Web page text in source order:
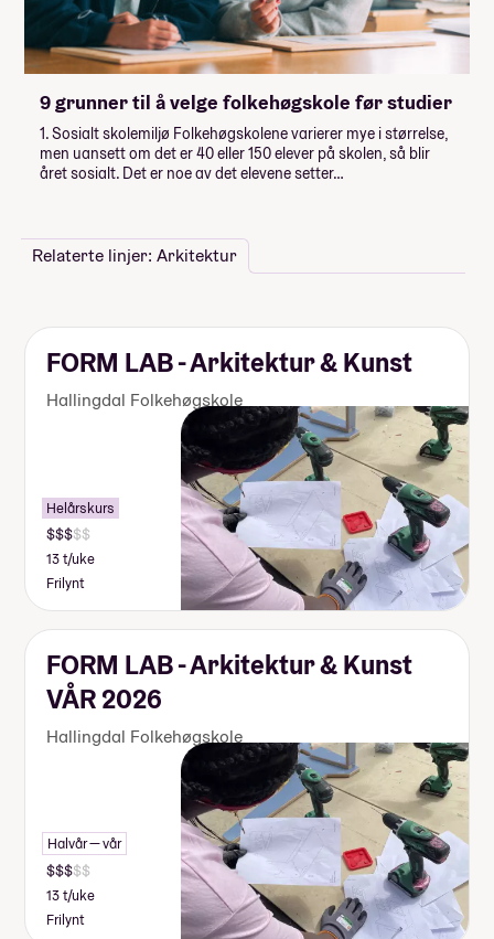
9 grunner til å velge folkehøgskole før studier
1. Sosialt skolemiljø Folkehøgskolene varierer mye i størrelse,
men uansett om det er 40 eller 150 elever på skolen, så blir
året sosialt. Det er noe av det elevene setter…
Relaterte linjer: Arkitektur
FORM LAB - Arkitektur & Kunst
Hallingdal Folkehøgskole
Helårskurs
13 t/uke
Frilynt
FORM LAB - Arkitektur & Kunst
VÅR 2026
Hallingdal Folkehøgskole
Halvår — vår
13 t/uke
Frilynt